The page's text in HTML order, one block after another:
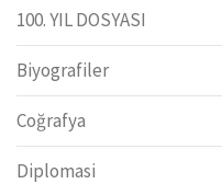
100. YIL DOSYASI
Biyografiler
Coğrafya
Diplomasi